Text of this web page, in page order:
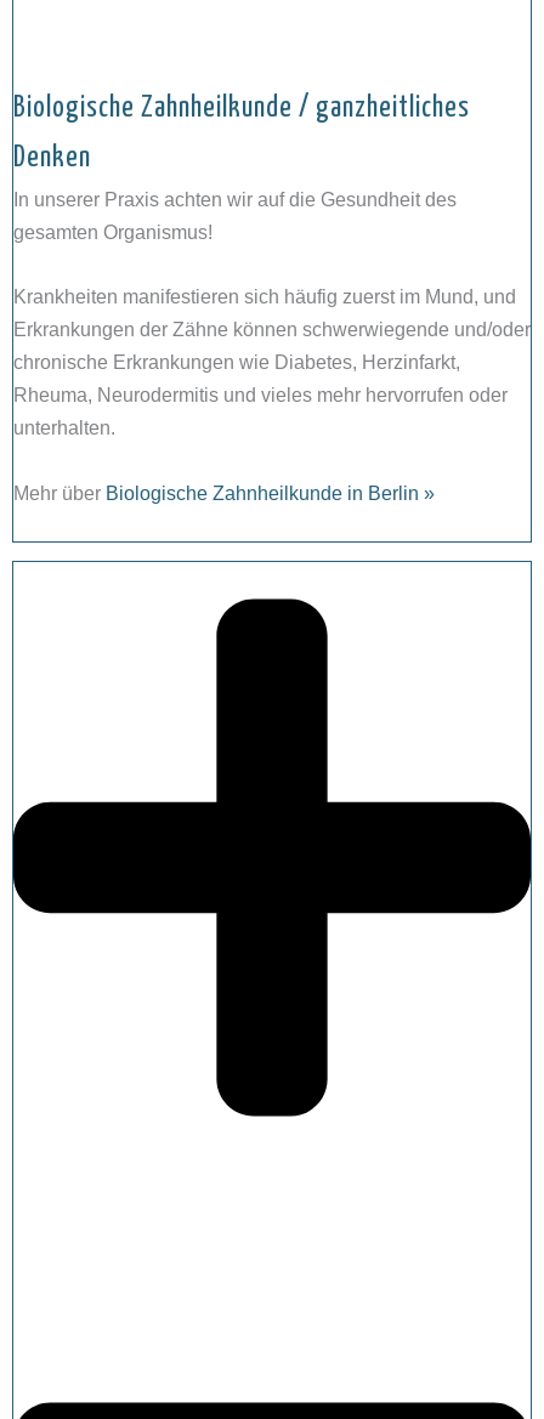
Biologische Zahnheilkunde / ganzheitliches
Denken
In unserer Praxis achten wir auf die Gesundheit des
gesamten Organismus!
Krankheiten manifestieren sich häufig zuerst im Mund, und
Erkrankungen der Zähne können schwerwiegende und/oder
chronische Erkrankungen wie Diabetes, Herzinfarkt,
Rheuma, Neurodermitis und vieles mehr hervorrufen oder
unterhalten.
Mehr über Biologische Zahnheilkunde in Berlin »